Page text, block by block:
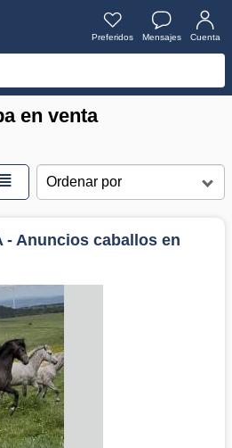
Preferidos Mensajes Cuenta
en venta
≣
- Anuncios caballos en